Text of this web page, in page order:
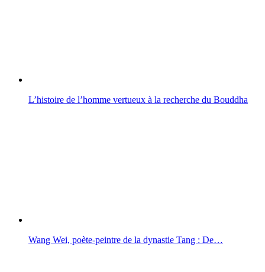
L’histoire de l’homme vertueux à la recherche du Bouddha
Wang Wei, poète-peintre de la dynastie Tang : De…